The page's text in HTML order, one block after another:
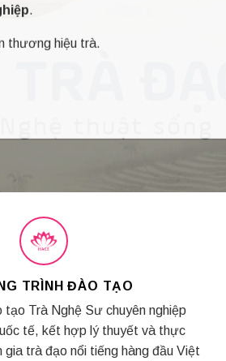
.
thương hiệu trà.
TRÌNH ĐÀO TẠO
Trà Nghệ Sư chuyên nghiệp
tế, kết hợp lý thuyết và thực
gia trà đạo nổi tiếng hàng đầu Việt